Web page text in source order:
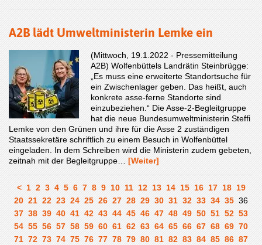
A2B lädt Umweltministerin Lemke ein
(Mittwoch, 19.1.2022 - Pressemitteilung
A2B) Wolfenbüttels Landrätin Steinbrügge:
„Es muss eine erweiterte Standortsuche für
ein Zwischenlager geben. Das heißt, auch
konkrete asse-ferne Standorte sind
einzubeziehen.“ Die Asse-2-Begleitgruppe
hat die neue Bundesumweltministerin Steffi
Lemke von den Grünen und ihre für die Asse 2 zuständigen
Staatssekretäre schriftlich zu einem Besuch in Wolfenbüttel
eingeladen. In dem Schreiben wird die Ministerin zudem gebeten,
zeitnah mit der Begleitgruppe… [Weiter]
< 1 2 3 4 5 6 7 8 9 10 11 12 13 14 15 16 17 18 19
20 21 22 23 24 25 26 27 28 29 30 31 32 33 34 35 36
37 38 39 40 41 42 43 44 45 46 47 48 49 50 51 52 53
54 55 56 57 58 59 60 61 62 63 64 65 66 67 68 69 70
71 72 73 74 75 76 77 78 79 80 81 82 83 84 85 86 87